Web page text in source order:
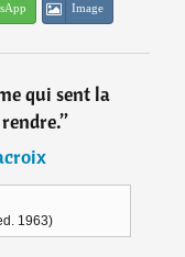
Image
qui sent la
”
1963)